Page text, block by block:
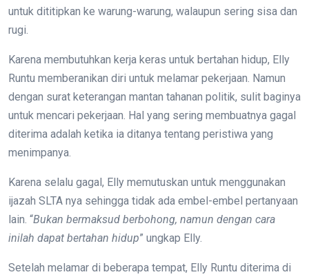
untuk dititipkan ke warung-warung, walaupun sering sisa dan
rugi.
Karena membutuhkan kerja keras untuk bertahan hidup, Elly
Runtu memberanikan diri untuk melamar pekerjaan. Namun
dengan surat keterangan mantan tahanan politik, sulit baginya
untuk mencari pekerjaan. Hal yang sering membuatnya gagal
diterima adalah ketika ia ditanya tentang peristiwa yang
menimpanya.
Karena selalu gagal, Elly memutuskan untuk menggunakan
ijazah SLTA nya sehingga tidak ada embel-embel pertanyaan
lain. “Bukan bermaksud berbohong, namun dengan cara
inilah dapat bertahan hidup” ungkap Elly.
Setelah melamar di beberapa tempat, Elly Runtu diterima di